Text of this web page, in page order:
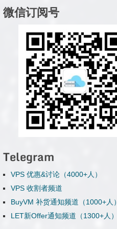
微信订阅号
Telegram
VPS 优惠&讨论（4000+人）
VPS 收割者频道
BuyVM 补货通知频道（1000+人）
LET新Offer通知频道（1300+人）